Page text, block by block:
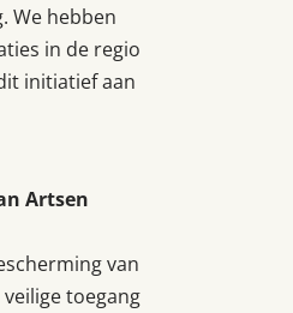
We hebben
in de regio
initiatief aan
Artsen
van
toegang